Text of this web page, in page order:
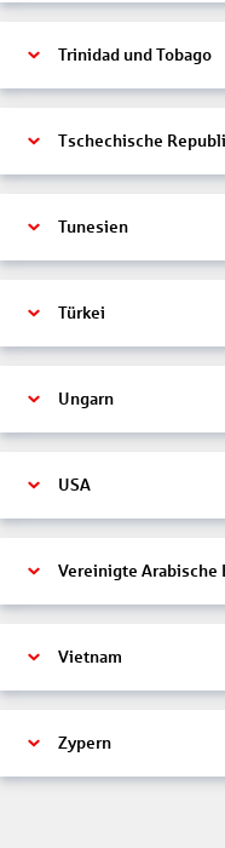
Trinidad und Tobago
Tschechische
Tunesien
Türkei
Ungarn
USA
Vereinigte Arabische
Vietnam
Zypern